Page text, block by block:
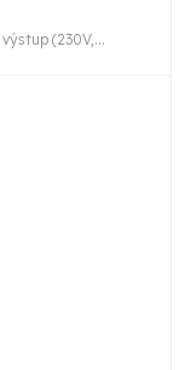
(230V,...